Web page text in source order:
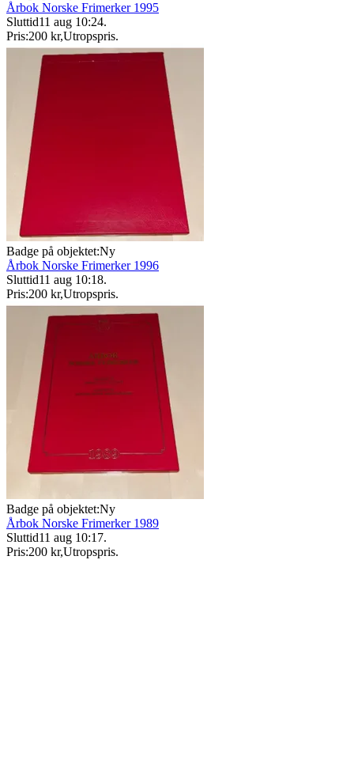
Årbok Norske Frimerker 1995
Sluttid11 aug 10:24.
Pris:200 kr,Utropspris.
Badge på objektet:Ny
Årbok Norske Frimerker 1996
Sluttid11 aug 10:18.
Pris:200 kr,Utropspris.
Badge på objektet:Ny
Årbok Norske Frimerker 1989
Sluttid11 aug 10:17.
Pris:200 kr,Utropspris.